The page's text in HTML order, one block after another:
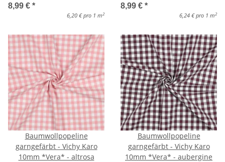
8,99 € *
6,20 € pro 1 m 2
8,99 € *
6,24 € pro 1 m 2
Baumwollpopeline
garngefärbt - Vichy Karo
10mm *Vera* - altrosa
Baumwollpopeline
garngefärbt - Vichy Karo
10mm *Vera* - aubergine